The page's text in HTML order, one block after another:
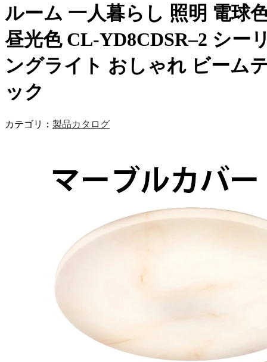
ルーム 一人暮らし 照明 電球
昼光色 CL-YD8CDSR–2 シー
ングライト おしゃれ ビーム
ック
カテゴリ： 製品カタログ